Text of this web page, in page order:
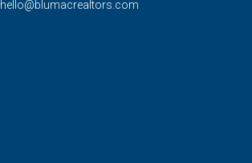
hello@blumacrealtors.com